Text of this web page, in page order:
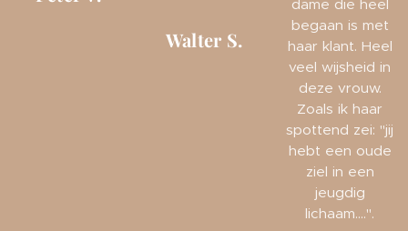
Walter S.
dame die heel
begaan is met
haar klant. Heel
veel wijsheid in
deze vrouw.
Zoals ik haar
spottend zei: "jij
hebt een oude
ziel in een
jeugdig
lichaam....".